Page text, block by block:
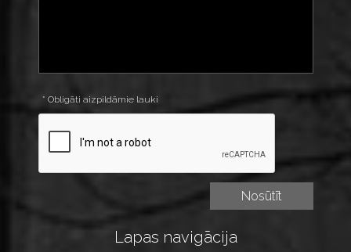
* Obligāti aizpildāmie lauki
Lapas navigācija